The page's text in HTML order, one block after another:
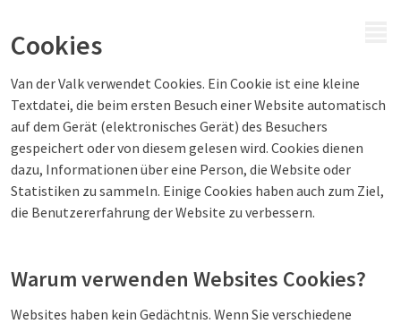
Cookies
Van der Valk verwendet Cookies. Ein Cookie ist eine kleine
Textdatei, die beim ersten Besuch einer Website automatisch
auf dem Gerät (elektronisches Gerät) des Besuchers
gespeichert oder von diesem gelesen wird. Cookies dienen
dazu, Informationen über eine Person, die Website oder
Statistiken zu sammeln. Einige Cookies haben auch zum Ziel,
die Benutzererfahrung der Website zu verbessern.
Warum verwenden Websites Cookies?
Websites haben kein Gedächtnis. Wenn Sie verschiedene